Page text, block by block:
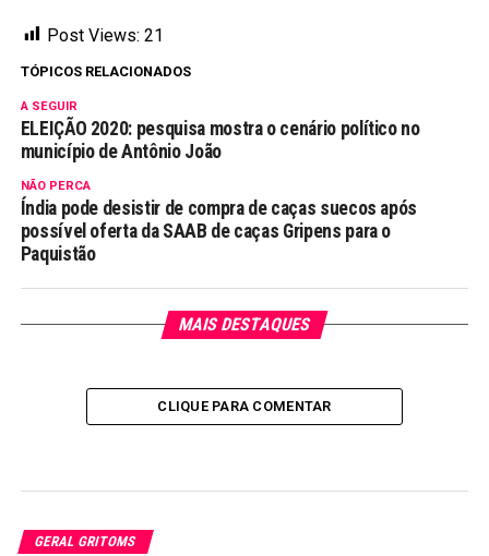
Post Views: 21
TÓPICOS RELACIONADOS
A SEGUIR
ELEIÇÃO 2020: pesquisa mostra o cenário político no
município de Antônio João
NÃO PERCA
Índia pode desistir de compra de caças suecos após
possível oferta da SAAB de caças Gripens para o
Paquistão
MAIS DESTAQUES
CLIQUE PARA COMENTAR
GERAL GRITOMS